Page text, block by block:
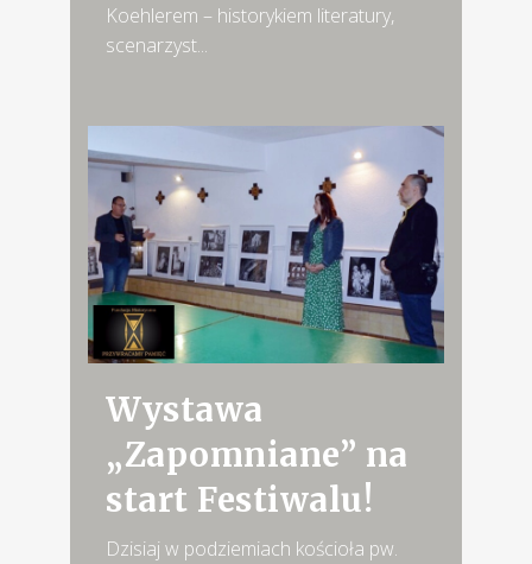
Koehlerem – historykiem literatury,
scenarzyst...
Wystawa
„Zapomniane” na
start Festiwalu!
Dzisiaj w podziemiach kościoła pw.